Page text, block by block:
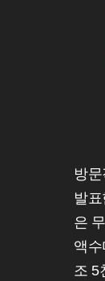
방
발
은
액
조 5